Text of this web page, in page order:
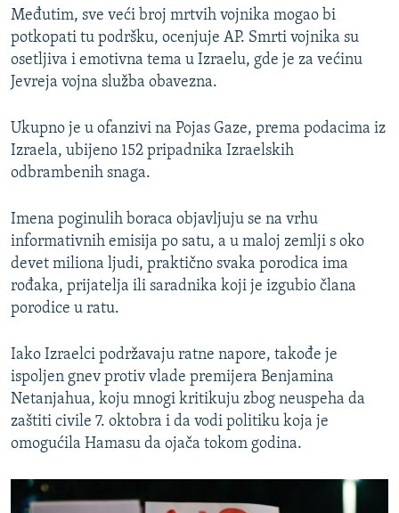
Međutim, sve veći broj mrtvih vojnika mogao bi
potkopati tu podršku, ocenjuje AP. Smrti vojnika su
osetljiva i emotivna tema u Izraelu, gde je za većinu
Jevreja vojna služba obavezna.
Ukupno je u ofanzivi na Pojas Gaze, prema podacima iz
Izraela, ubijeno 152 pripadnika Izraelskih
odbrambenih snaga.
Imena poginulih boraca objavljuju se na vrhu
informativnih emisija po satu, a u maloj zemlji s oko
devet miliona ljudi, praktično svaka porodica ima
rođaka, prijatelja ili saradnika koji je izgubio člana
porodice u ratu.
Iako Izraelci podržavaju ratne napore, takođe je
ispoljen gnev protiv vlade premijera Benjamina
Netanjahua, koju mnogi kritikuju zbog neuspeha da
zaštiti civile 7. oktobra i da vodi politiku koja je
omogućila Hamasu da ojača tokom godina.